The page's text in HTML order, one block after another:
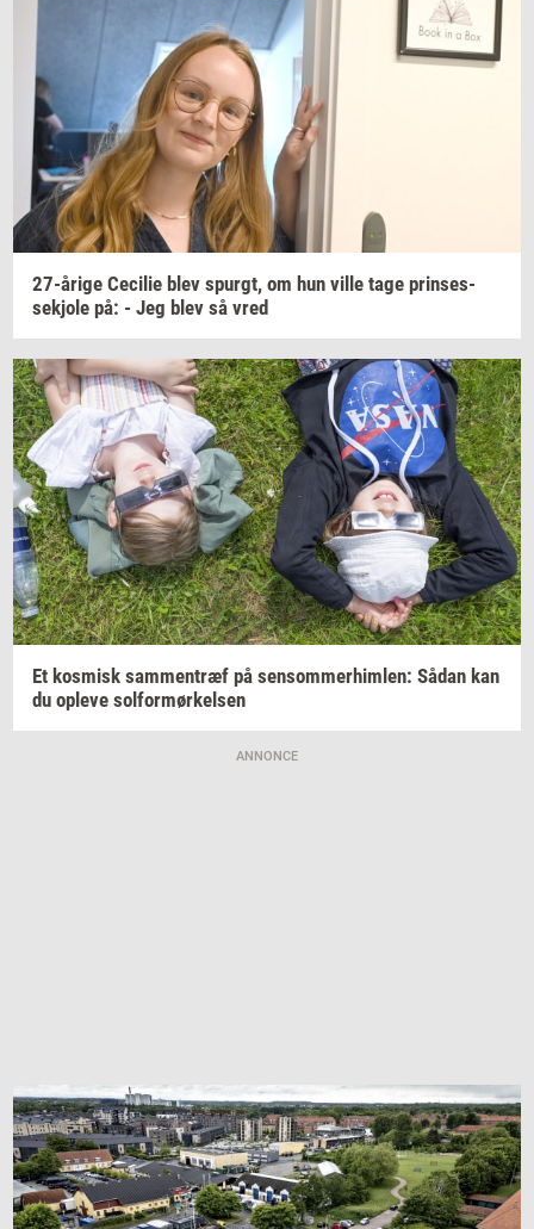
27-​årige Ce­ci­lie blev spurgt, om hun ville tage prin­ses­
sekjo­le på: - Jeg blev så vred
Et kos­misk sam­men­træf på sen­som­mer­him­len: Sådan kan
du op­le­ve sol­for­mør­kel­sen
ANNONCE